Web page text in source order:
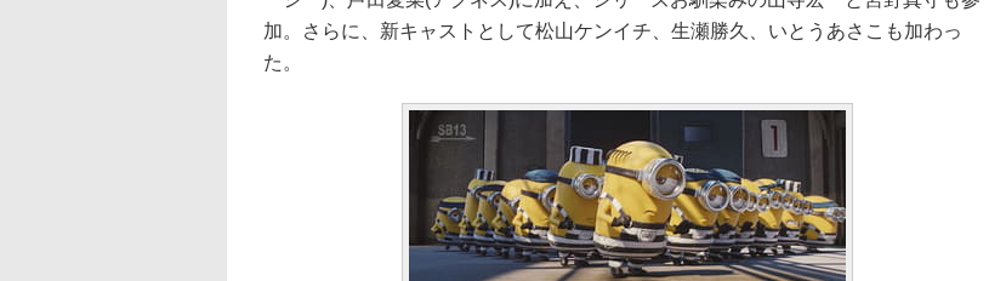
加。さらに、新キャストとして松山ケンイチ、生瀬勝久、いとうあさこも加わっ
た。